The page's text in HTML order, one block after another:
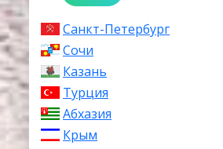
Санкт-Петербург
Сочи
Казань
Турция
Абхазия
Крым